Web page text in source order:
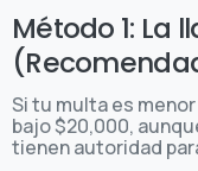
Método 1: La
Si tu multa es
bajo $20,000,
tienen autoridad